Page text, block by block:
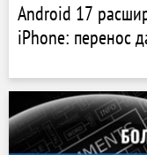
Android 17
iPhone: перенос